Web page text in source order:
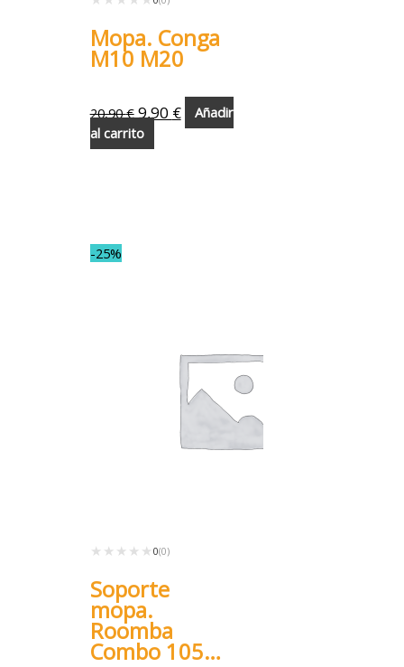
Mopa. Conga
M10 M20
20,90€ 9,90 €
Añadir
al carrito
-25%
★★★★★
★★★★★ 0(0)
Soporte
mopa.
Roomba
Combo 105